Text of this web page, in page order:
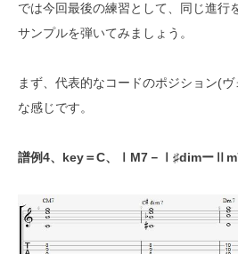
では今回最後の練習として、同じ進行
サンプルを弾いてみましょう。
まず、代表的なコードのポジション(
な感じです。
譜例4、key＝C、ⅠM7－Ⅰ♯dimー